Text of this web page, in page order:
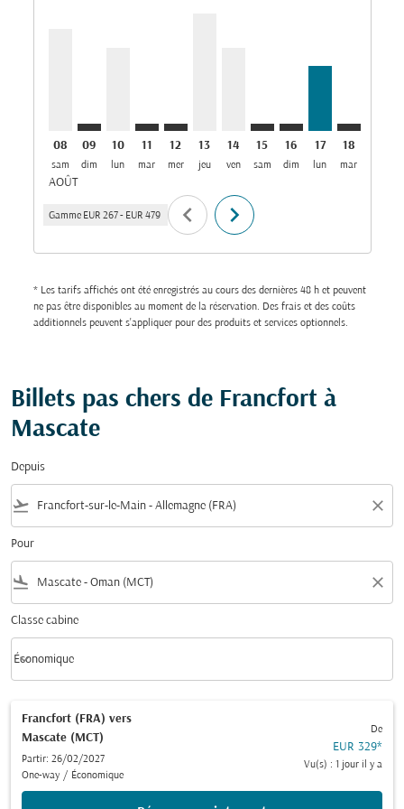
08
sam
AOÛT
09
dim
10
lun
11
mar
12
mer
13
jeu
14
ven
15
sam
16
dim
17
lun
18
mar
Gamme EUR 267 - EUR 479 chevron_left chevron_right
* Les tarifs affichés ont été enregistrés au cours des dernières 48 h et peuvent
ne pas être disponibles au moment de la réservation. Des frais et des coûts
additionnels peuvent s'appliquer pour des produits et services optionnels.
Billets pas chers de Francfort à
Mascate
Depuis
flight_takeoff close
Pour
flight_land close
Classe cabine
Classe cabine option Économique Selected
Économique
keyboard_arrow_down
Francfort (FRA) vers
Mascate (MCT)
Partir: 26/02/2027
One-way / Économique
De
EUR 329*
Vu(s) : 1 jour il y a